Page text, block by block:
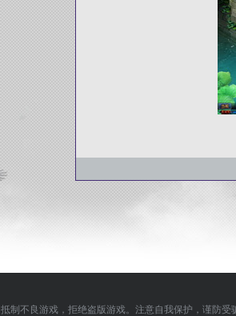
抵制不良游戏，拒绝盗版游戏。注意自我保护，谨防受